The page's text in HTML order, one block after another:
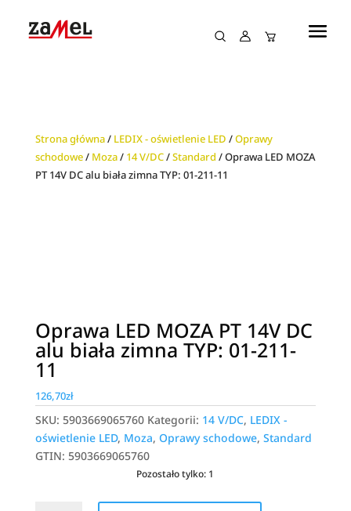
Strona główna/ LEDIX - oświetlenie LED /Oprawy
schodowe/ Moza/ 14 V/DC/Standard / Oprawa LED MOZA
PT 14V DC alu biała zimna TYP: 01-211-11
Oprawa LED MOZA PT 14V DC
alu biała zimna TYP: 01-211-
11
126,70zł
SKU: 5903669065760 Kategorii: 14 V/DC, LEDIX -
oświetlenie LED, Moza, Oprawy schodowe, Standard
GTIN: 5903669065760
Pozostało tylko: 1